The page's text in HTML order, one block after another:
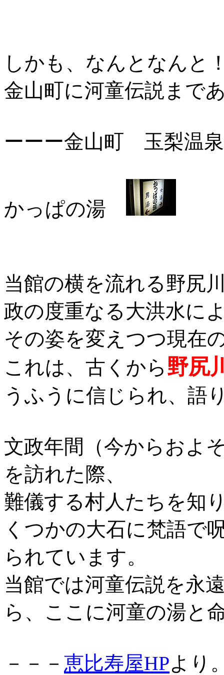
しかも、なんとなんと
金山町に河童伝説まで
ーーー金山町 玉梨温
かっぱの湯
当館の横を流れる野尻
政の度重なる大洪水に
その姿を変えつつ現在
これは、古くから野尻
うふうに信じられ、語
文政年間（今からおよ
を訪れた際、
難儀する村人たちを知
くつかの大石に梵語で
られています。
当館では河童伝説を永
ら、ここに河童の湯と
－－－ 恵比寿屋HPより